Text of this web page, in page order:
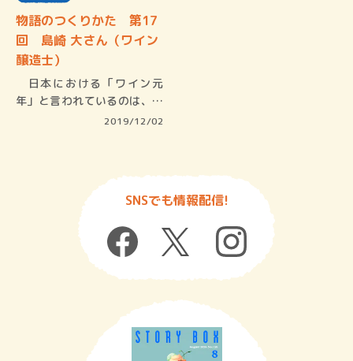
物語のつくりかた 第17
回 島崎 大さん（ワイン
醸造士）
日本における「ワイン元
年」と言われているのは、１
2019/12/02
SNSでも情報配信!